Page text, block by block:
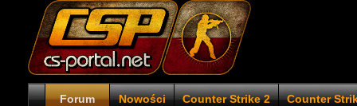
Forum Nowości Counter Strike 2 Counter